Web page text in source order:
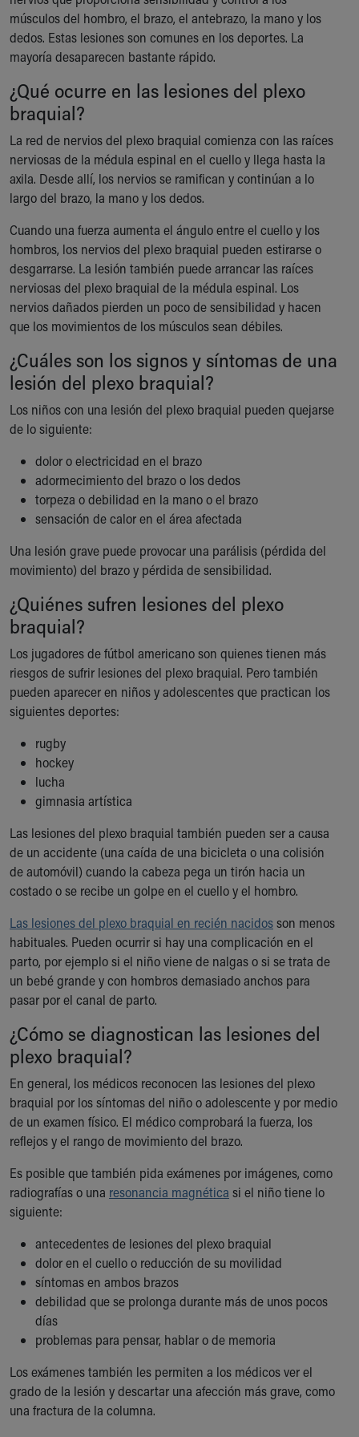
Ronald McDonald House Care Mobile
Health Centers
Symptom Checker
Financial Services
Price Estimates
Family Supports
Sports Health Services Provider for Akron Zips
New Parents
Find a Pediatrics Location
Find a Pediatrician
MyChart
Make an Appointment
Breastfeeding Medicine
Child Passenger Safety
Safe Sleep for Babies
Safe Sleep
About Akron Children's Pediatrics
Building a Brighter Future
Our Mission, Vision, Promise
Calendar of Events
Community Mission
Connect With Us
Our Culture of Caring
Newsroom
Our Leadership
Quality and Patient Safety
Women's Board
Our History
Cincinnati Children's
Your Visit
MyChart Telehealth Visits
Directions
Doggie Brigade
During Your Visit
Financial Services
Rest Accommodations
Visiting
Gift Shop
Department of Public Safety
Health Information
Healthy Info, Healthy Kids
Inside Children's Blog
KidsHealth Topics
Family Library
Educational Resources
Injury Prevention
Medical Records
Symptom Checker
Skip to main content
músculos del hombro, el brazo, el antebrazo, la mano y los
dedos. Estas lesiones son comunes en los deportes. La
mayoría desaparecen bastante rápido.
¿Qué ocurre en las lesiones del plexo
braquial?
La red de nervios del plexo braquial comienza con las raíces
nerviosas de la médula espinal en el cuello y llega hasta la
axila. Desde allí, los nervios se ramifican y continúan a lo
largo del brazo, la mano y los dedos.
Cuando una fuerza aumenta el ángulo entre el cuello y los
hombros, los nervios del plexo braquial pueden estirarse o
desgarrarse. La lesión también puede arrancar las raíces
nerviosas del plexo braquial de la médula espinal. Los
nervios dañados pierden un poco de sensibilidad y hacen
que los movimientos de los músculos sean débiles.
¿Cuáles son los signos y síntomas de una
lesión del plexo braquial?
Los niños con una lesión del plexo braquial pueden quejarse
de lo siguiente:
dolor o electricidad en el brazo
adormecimiento del brazo o los dedos
torpeza o debilidad en la mano o el brazo
sensación de calor en el área afectada
Una lesión grave puede provocar una parálisis (pérdida del
movimiento) del brazo y pérdida de sensibilidad.
¿Quiénes sufren lesiones del plexo
braquial?
Los jugadores de fútbol americano son quienes tienen más
riesgos de sufrir lesiones del plexo braquial. Pero también
pueden aparecer en niños y adolescentes que practican los
siguientes deportes:
rugby
hockey
lucha
gimnasia artística
Las lesiones del plexo braquial también pueden ser a causa
de un accidente (una caída de una bicicleta o una colisión
de automóvil) cuando la cabeza pega un tirón hacia un
costado o se recibe un golpe en el cuello y el hombro.
Las lesiones del plexo braquial en recién nacidosson menos
habituales. Pueden ocurrir si hay una complicación en el
parto, por ejemplo si el niño viene de nalgas o si se trata de
un bebé grande y con hombros demasiado anchos para
pasar por el canal de parto.
¿Cómo se diagnostican las lesiones del
plexo braquial?
En general, los médicos reconocen las lesiones del plexo
braquial por los síntomas del niño o adolescente y por medio
de un examen físico. El médico comprobará la fuerza, los
reflejos y el rango de movimiento del brazo.
Es posible que también pida exámenes por imágenes, como
radiografías o una resonancia magnética si el niño tiene lo
siguiente:
antecedentes de lesiones del plexo braquial
dolor en el cuello o reducción de su movilidad
síntomas en ambos brazos
debilidad que se prolonga durante más de unos pocos
días
problemas para pensar, hablar o de memoria
Los exámenes también les permiten a los médicos ver el
grado de la lesión y descartar una afección más grave, como
una fractura de la columna.